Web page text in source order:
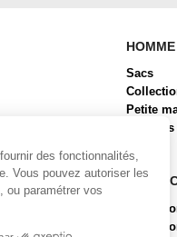
HOMME
Sacs
Petite
Bagages
des fonctionnalités,
Vous pouvez autoriser les
ou paramétrer vos